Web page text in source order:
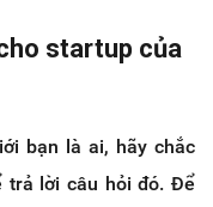
startup của
bạn là ai, hãy chắc
trả lời câu hỏi đó. Để